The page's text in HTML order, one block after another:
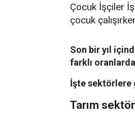
Çocuk İşçiler
çocuk
Son bir yıl
farklı
İşte sektörlere
Tarım